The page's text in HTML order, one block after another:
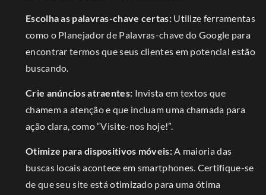
Escolha as palavras-chave certas:Utilize ferramentas
como o Planejador de Palavras-chave do Google para
encontrar termos que seus clientes em potencial estão
buscando.
Crie anúncios atraentes: Invista em textos que
chamem a atenção e que incluam uma chamada para
ação clara, como “Visite-nos hoje!”.
Otimize para dispositivos móveis:A maioria das
buscas locais acontece em smartphones. Certifique-se
de que seu site está otimizado para uma ótima